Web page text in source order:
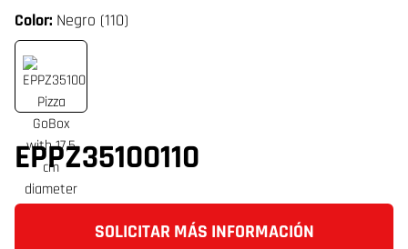
Color: Negro (110)
EPPZ35100110
SOLICITAR MÁS INFORMACIÓN